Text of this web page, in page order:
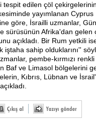
tespit edilen çöl
yayımlanan
göre, İsrailli uzmanlar,
sürüsünün Afrika'dan gelen
açıkladı. Bir Rum yetkili
iştaha sahip olduklarını''
pembe-kırmızı
Baf ve Limasol bölgelerini
Kıbrıs, Lübnan ve